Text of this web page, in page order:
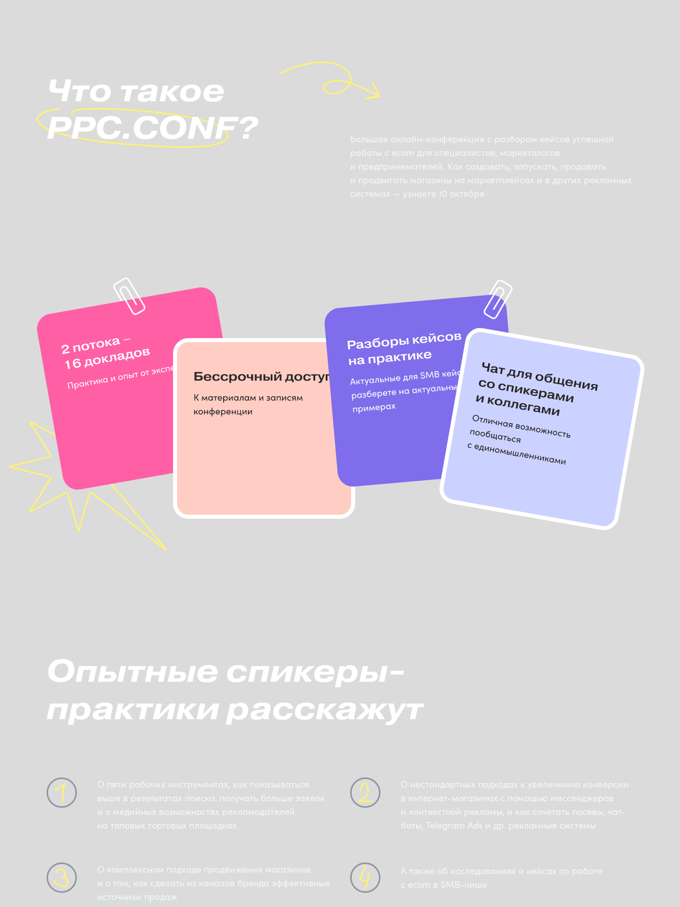
Что такое
PPC.CONF?
Большая онлайн-конференция с разбором кейсов успешной
работы с ecom для специалистов, маркетологов
и предпринимателей. Как создавать, запускать, продавать
и продвигать магазины на маркетплейсах и в других рекламных
системах — узнаете 10 октября
О пяти рабочих инструментах, как показываться
выше в результатах поиска, получать больше заявок
и о медийных возможностях рекламодателей
на топовых торговых площадках
О комплексном подходе продвижения магазинов
и о том, как сделать из каналов бренда эффективные
источники продаж
Опытные спикеры-
практики расскажут
О нестандартных подходах к увеличению конверсии
в интернет-магазинах с помощью мессенджеров
и контекстной рекламы, и как сочетать посевы, чат-
боты, Telegram Ads и др. рекламные системы
А также об исследованиях и кейсах по работе
с ecom в SMB-нише